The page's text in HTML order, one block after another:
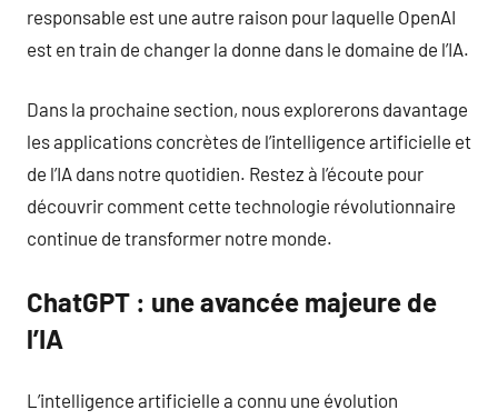
responsable est une autre raison pour laquelle OpenAI
est en train de changer la donne dans le domaine de l’IA.
Dans la prochaine section, nous explorerons davantage
les applications concrètes de l’intelligence artificielle et
de l’IA dans notre quotidien. Restez à l’écoute pour
découvrir comment cette technologie révolutionnaire
continue de transformer notre monde.
ChatGPT : une avancée majeure de
l’IA
L’intelligence artificielle a connu une évolution